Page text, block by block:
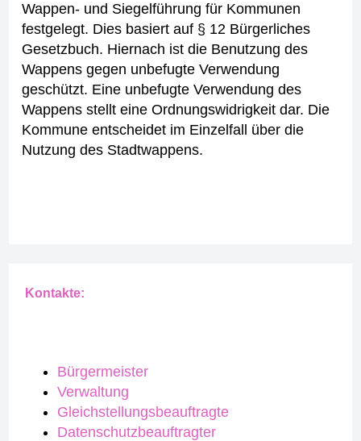
Wappen- und Siegelführung für Kommunen
festgelegt. Dies basiert auf § 12 Bürgerliches
Gesetzbuch. Hiernach ist die Benutzung des
Wappens gegen unbefugte Verwendung
geschützt. Eine unbefugte Verwendung des
Wappens stellt eine Ordnungswidrigkeit dar. Die
Kommune entscheidet im Einzelfall über die
Nutzung des Stadtwappens.
Bürgermeister
Verwaltung
Gleichstellungsbeauftragte
Datenschutzbeauftragter
Kontakte: